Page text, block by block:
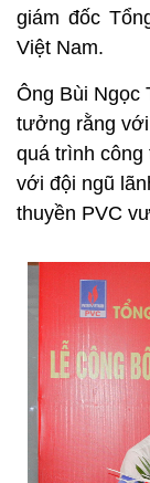
giám đốc
Việt Nam.
Ông Bùi Ngọc
tưởng rằng
quá trình
với đội ngũ
thuyền PVC